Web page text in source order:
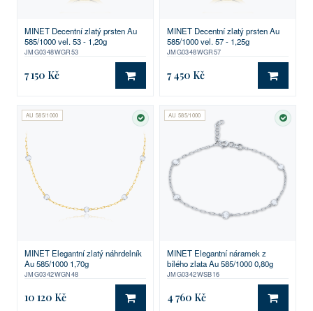
MINET Decentní zlatý prsten Au
585/1000 vel. 53 - 1,20g
JMG0348WGR53
7 150 Kč DO KOŠÍKU
MINET Decentní zlatý prsten Au
585/1000 vel. 57 - 1,25g
JMG0348WGR57
7 450 Kč DO
AU 585/1000
SKLADEM
MINET Elegantní zlatý náhrdelník
Au 585/1000 1,70g
JMG0342WGN48
10 120 Kč DO KOŠÍKU
AU 585/1000
MINET Elegantní náramek z
bílého zlata Au 585/1000 0,80g
JMG0342WSB16
4 760 Kč DO